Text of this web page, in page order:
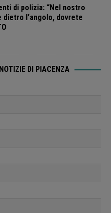
di polizia: “Nel nostro
dietro l’angolo, dovrete
DI PIACENZA